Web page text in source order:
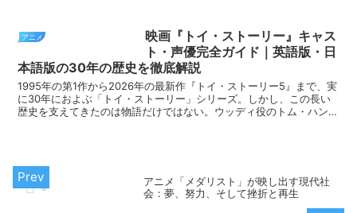
アニメ
映画『トイ・ストーリー』キャス
ト・声優完全ガイド｜英語版・日
本語版の30年の歴史を徹底解説
1995年の第1作から2026年の最新作『トイ・ストーリー5』まで、実
に30年におよぶ「トイ・ストーリー」シリーズ。しかし、この長い
歴史を支えてきたのは物語だけではない。ウッディ役のトム・ハンク
アニメ「メダリスト」が映し出す現代社
会：夢、努力、そして挫折と再生